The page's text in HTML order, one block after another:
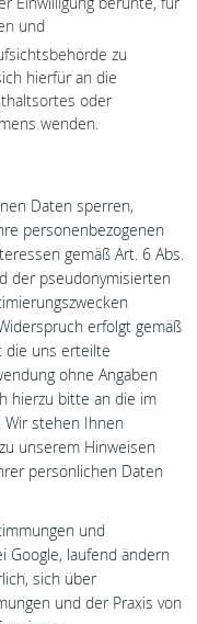
Einwilligung beruhte, für
und
zu
hierfür an die
oder
wenden.
Daten sperren,
personenbezogenen
gemäß Art. 6 Abs.
der pseudonymisierten
erfolgt gemäß
die uns erteilte
ohne Angaben
hierzu bitte an die im
Wir stehen Ihnen
unserem Hinweisen
persönlichen Daten
und
Google, laufend ändern
sich über
und der Praxis von